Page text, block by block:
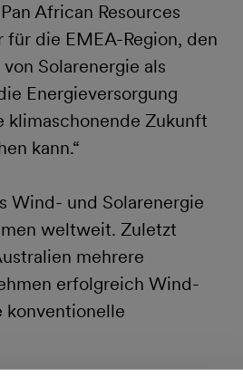
African Resources
die EMEA-Region, den
Solarenergie als
Energieversorgung
klimaschonende Zukunft
kann.“
Wind- und Solarenergie
weltweit. Zuletzt
mehrere
erfolgreich Wind-
konventionelle